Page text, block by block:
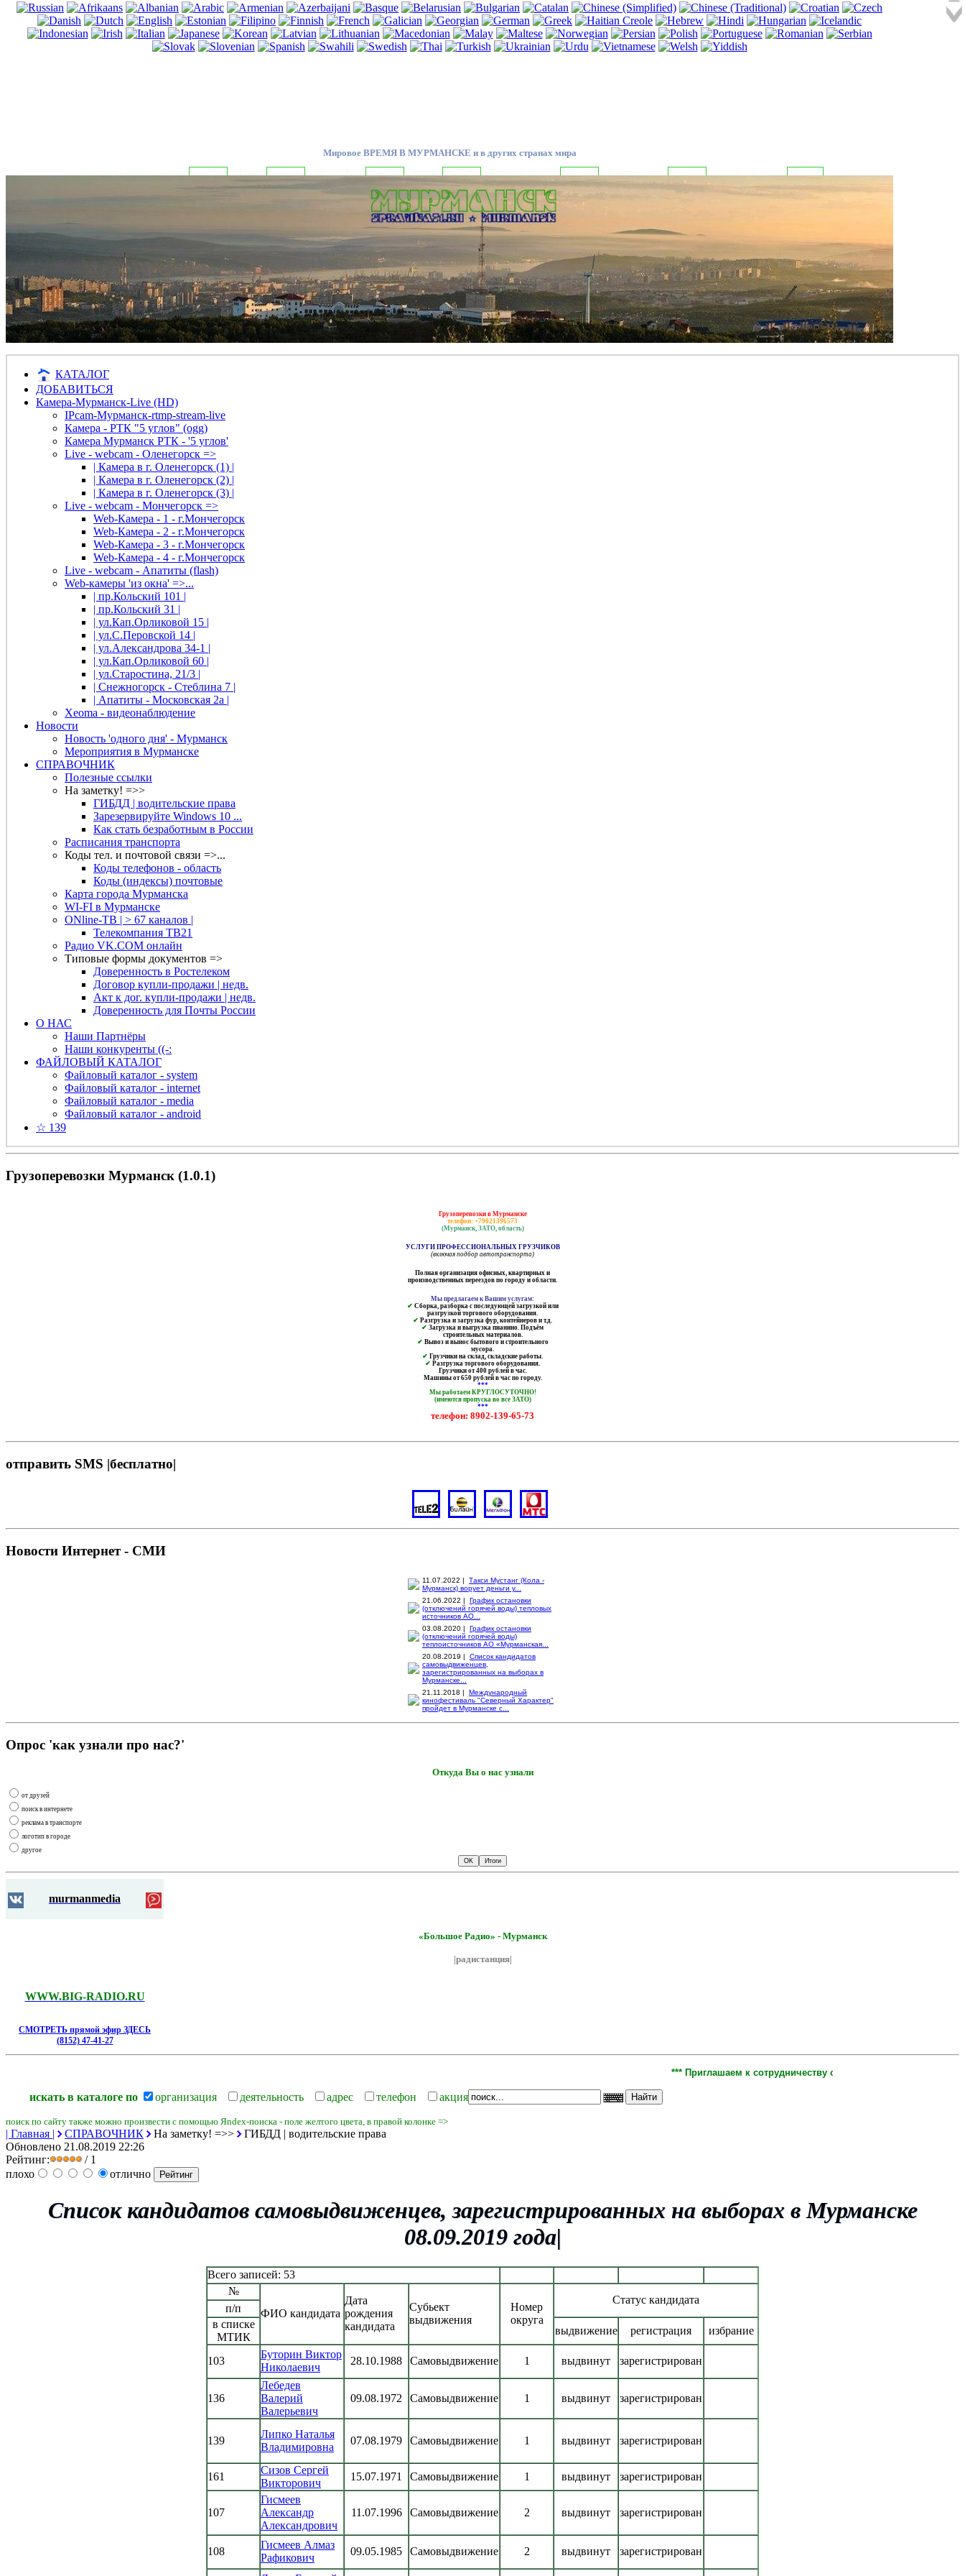
Мировое ВРЕМЯ В МУРМАНСКЕ и в других странах мира
КАТАЛОГ
ДОБАВИТЬСЯ
Камера-Мурманск-Live (HD)
IPcam-Мурманск-rtmp-stream-live
Камера - РТК "5 углов" (ogg)
Камера Мурманск РТК - '5 углов'
Live - webcam - Оленегорск =>
| Камера в г. Оленегорск (1) |
| Камера в г. Оленегорск (2) |
| Камера в г. Оленегорск (3) |
Live - webcam - Мончегорск =>
Web-Камера - 1 - г.Мончегорск
Web-Камера - 2 - г.Мончегорск
Web-Камера - 3 - г.Мончегорск
Web-Камера - 4 - г.Мончегорск
Live - webcam - Апатиты (flash)
Web-камеры 'из окна' =>...
| пр.Кольский 101 |
| пр.Кольский 31 |
| ул.Кап.Орликовой 15 |
| ул.С.Перовской 14 |
| ул.Александрова 34-1 |
| ул.Кап.Орликовой 60 |
| ул.Старостина, 21/3 |
| Снежногорск - Стеблина 7 |
| Апатиты - Московская 2а |
Xeoma - видеонаблюдение
Новости
Новость 'одного дня' - Мурманск
Мероприятия в Мурманске
СПРАВОЧНИК
Полезные ссылки
На заметку! =>>
ГИБДД | водительские права
Зарезервируйте Windows 10 ...
Как стать безработным в России
Расписания транспорта
Коды тел. и почтовой связи =>...
Коды телефонов - область
Коды (индексы) почтовые
Карта города Мурманска
WI-FI в Мурманске
ONline-ТВ | > 67 каналов |
Телекомпания ТВ21
Радио VK.COM онлайн
Типовые формы документов =>
Доверенность в Ростелеком
Договор купли-продажи | недв.
Акт к дог. купли-продажи | недв.
Доверенность для Почты России
О НАС
Наши Партнёры
Наши конкуренты ((-:
ФАЙЛОВЫЙ КАТАЛОГ
Файловый каталог - system
Файловый каталог - internet
Файловый каталог - media
Файловый каталог - android
☆ 139
Грузоперевозки Мурманск (1.0.1)
Грузоперевозки в Мурманске
телефон: +79021396573
(Мурманск, ЗАТО, область)
УСЛУГИ ПРОФЕССИОНАЛЬНЫХ ГРУЗЧИКОВ
(включая подбор автотранспорта)
Полная организация офисных, квартирных и
производственных переездов по городу и области.
Мы предлагаем к Вашим услугам:
✔ Сборка, разборка с последующей загрузкой или
разгрузкой торгового оборудования.
✔ Разгрузка и загрузка фур, контейнеров и т.д.
✔ Загрузка и выгрузка пианино. Подъём
строительных материалов.
✔ Вывоз и вынос бытового и строительного
мусора.
✔ Грузчики на склад, складские работы.
✔ Разгрузка торгового оборудования.
Грузчики от 400 рублей в час.
Машины от 650 рублей в час по городу.
***
Мы работаем КРУГЛОСУТОЧНО!
(имеются пропуска во все ЗАТО)
***
телефон: 8902-139-65-73
отправить SMS |бесплатно|
Новости Интернет - СМИ
11.07.2022 | Такси Мустанг (Кола -
Мурманск) ворует деньги у...
21.06.2022 | График остановки
(отключений горячей воды) тепловых
источников АО...
03.08.2020 | График остановки
(отключений горячей воды)
теплоисточников АО «Мурманская...
20.08.2019 | Список кандидатов
самовыдвиженцев,
зарегистрированных на выборах в
Мурманске...
21.11.2018 | Международный
кинофестиваль "Северный Характер"
пройдет в Мурманске с...
Опрос 'как узнали про нас?'
Откуда Вы о нас узнали
от друзей
поиск в интернете
реклама в транспорте
логотип в городе
другое
murmanmedia
«Большое Радио» - Мурманск
|радистанция|
WWW.BIG-RADIO.RU
СМОТРЕТЬ прямой эфир ЗДЕСЬ
(8152) 47-41-27
*** Приглашаем к сотрудничеству организации и
искать в каталоге по организация деятельность адрес телефон акция
поиск по сайту также можно произвести с помощью Яndex-поиска - поле желтого цвета, в правой колонке =>
| Главная | СПРАВОЧНИК На заметку! =>>
ГИБДД | водительские права
Обновлено 21.08.2019 22:26
Рейтинг:
/ 1
плохо
отлично
Список кандидатов самовыдвиженцев, зарегистрированных на выборах в Мурманске
08.09.2019 года|
Всего записей: 53
№
ФИО кандидата
Дата
рождения
кандидата
Субьект
выдвижения
Номер
округа
Статус кандидата
п/п
в списке
МТИК
выдвижение регистрация избрание
103
Буторин Виктор
Николаевич
28.10.1988 Самовыдвижение 1 выдвинут зарегистрирован
136
Лебедев
Валерий
Валерьевич
09.08.1972 Самовыдвижение 1 выдвинут зарегистрирован
139
Липко Наталья
Владимировна
07.08.1979 Самовыдвижение 1 выдвинут зарегистрирован
161
Сизов Сергей
Викторович
15.07.1971 Самовыдвижение 1 выдвинут зарегистрирован
107
Гисмеев
Александр
Александрович
11.07.1996 Самовыдвижение 2 выдвинут зарегистрирован
108
Гисмеев Алмаз
Рафикович
09.05.1985 Самовыдвижение 2 выдвинут зарегистрирован